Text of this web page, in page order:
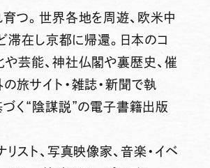
つ。世界各地を周遊、欧米中
滞在し京都に帰還。日本のコ
芸能、神社仏閣や裏歴史、催
旅サイト・雑誌・新聞で執
づく“陰謀説”の電子書籍出版
リスト、写真映像家、音楽・イベ